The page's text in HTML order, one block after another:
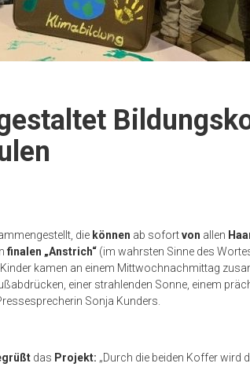
die können ab sofortvon allen
finalen „Anstrich“ (im wahrsten Sinne des
Kinder kamen an einem Mittwochnachmittag
einer strahlenden Sonne, einem
Sonja Kunders.
das Projekt: „Durch die beiden Koffer wird